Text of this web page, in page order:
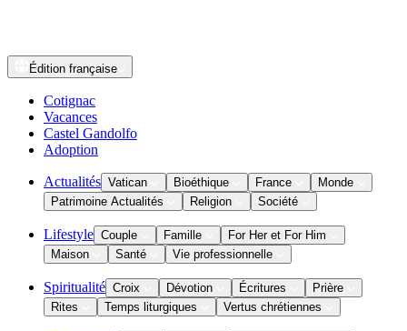
Édition française
Cotignac
Vacances
Castel Gandolfo
Adoption
Actualités Vatican Bioéthique France
Monde
Patrimoine Actualités
Religion Société
Lifestyle Couple Famille
For Her et For Him
Maison
Santé Vie professionnelle
Spiritualité Croix Dévotion Écritures
Prière
Rites
Temps liturgiques Vertus chrétiennes